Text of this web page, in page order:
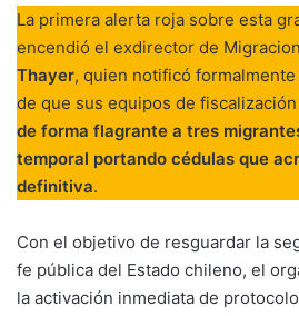
La primera alerta roja sobre esta
encendió el exdirector de
Thayer, quien notificó
de que sus equipos de
de forma flagrante a tres
temporal portando cédulas que
definitiva.
Con el objetivo de resguardar la
fe pública del Estado chileno, el
la activación inmediata de